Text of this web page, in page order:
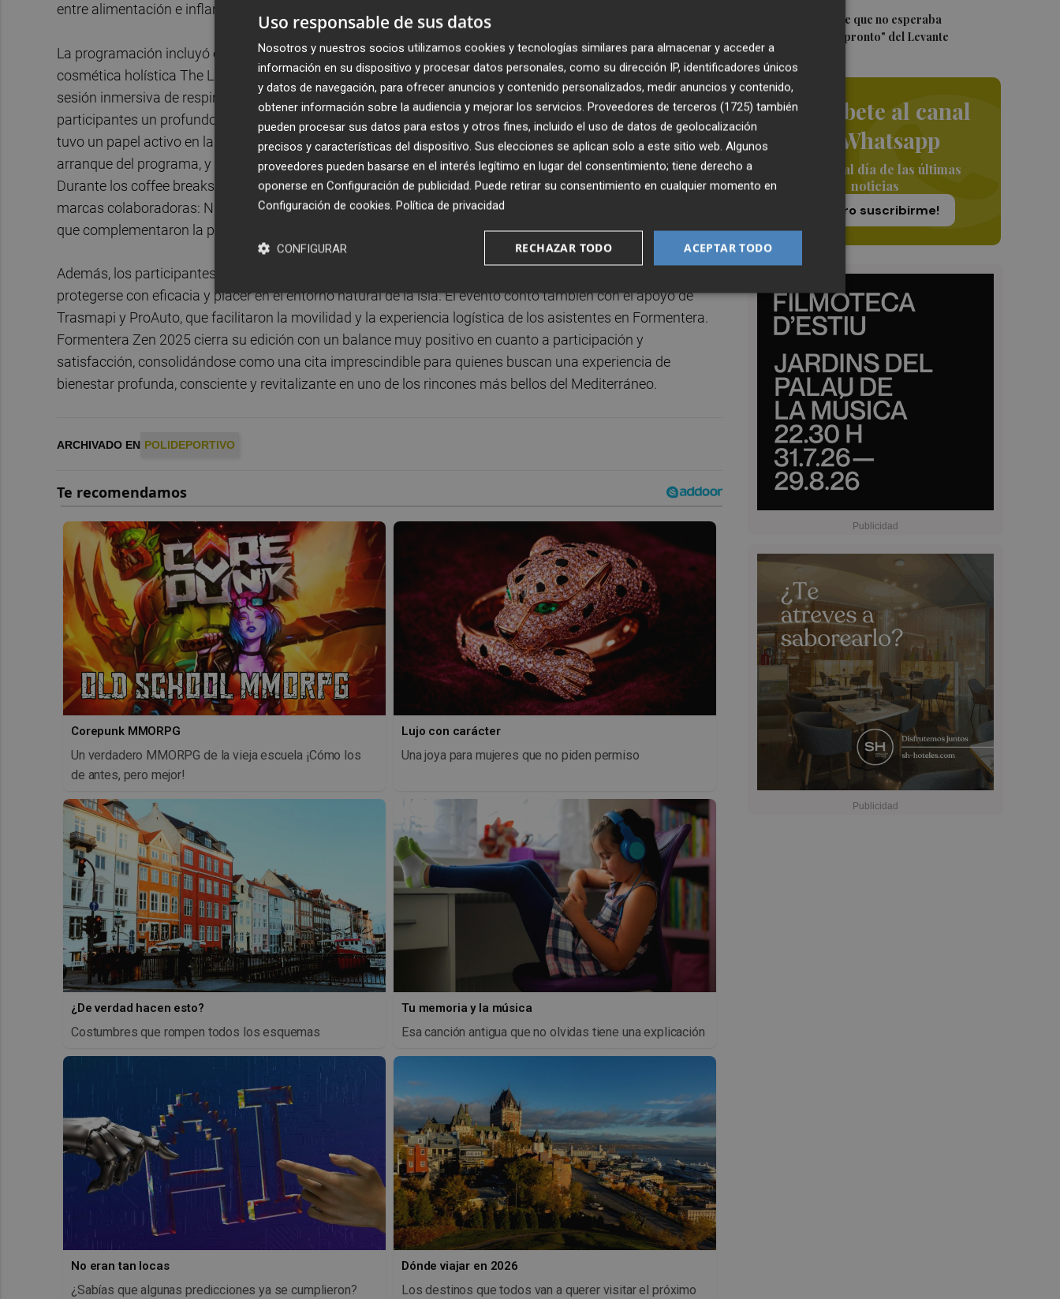
Elgezabal admite que no esperaba
marcharse "tan pronto" del Levante
Suscríbete al canal
de Whatsapp
Siempre al día de las últimas
noticias
¡Quiero suscribirme!
entre alimentación e inflamación, aportando herramientas prácticas para mejorar la salud.
La programación incluyó experiencias sensoriales como la de Mónica Ceño, fundadora de la marca de
cosmética holística The Lab Room, quien propuso un viaje olfativo a través del poder de los aromas, y la
sesión inmersiva de respiración y meditación con música 8D de The Breath Act, que brindó a los
participantes un profundo momento de introspección en plena naturaleza. El hotel Teranka, sede del evento,
tuvo un papel activo en la experiencia, ofreciendo una acogida especial con un concierto en directo como
arranque del programa, y creando espacios cuidados para el desarrollo de las actividades y el descanso.
Durante los coffee breaks, los asistentes disfrutaron de productos saludables y naturales ofrecidos por las
marcas colaboradoras: Nut&amp;Me, Realfooding, Matcha &amp; Co y la kombucha artesanal de Bioma,
que complementaron la propuesta del evento con sabores alineados con un estilo de vida saludable.
Además, los participantes pudieron cuidar su piel frente al sol con las cremas solares de Rituals, ideales para
protegerse con eficacia y placer en el entorno natural de la isla. El evento contó también con el apoyo de
Trasmapi y ProAuto, que facilitaron la movilidad y la experiencia logística de los asistentes en Formentera.
Formentera Zen 2025 cierra su edición con un balance muy positivo en cuanto a participación y
satisfacción, consolidándose como una cita imprescindible para quienes buscan una experiencia de
bienestar profunda, consciente y revitalizante en uno de los rincones más bellos del Mediterráneo.
ARCHIVADO EN POLIDEPORTIVO
Corepunk MMORPG
Un verdadero MMORPG de la vieja escuela ¡Cómo los
de antes, pero mejor!
Lujo con carácter
Una joya para mujeres que no piden permiso
¿De verdad hacen esto?
Costumbres que rompen todos los esquemas
Tu memoria y la música
Esa canción antigua que no olvidas tiene una explicación
No eran tan locas
¿Sabías que algunas predicciones ya se cumplieron?
Dónde viajar en 2026
Los destinos que todos van a querer visitar el próximo
Uso responsable de sus datos
Nosotros y nuestros socios utilizamos cookies y tecnologías similares para almacenar y acceder a
información en su dispositivo y procesar datos personales, como su dirección IP, identificadores únicos
y datos de navegación, para ofrecer anuncios y contenido personalizados, medir anuncios y contenido,
obtener información sobre la audiencia y mejorar los servicios. Proveedores de terceros (1725) también
pueden procesar sus datos para estos y otros fines, incluido el uso de datos de geolocalización
precisos y características del dispositivo. Sus elecciones se aplican solo a este sitio web. Algunos
proveedores pueden basarse en el interés legítimo en lugar del consentimiento; tiene derecho a
oponerse en Configuración de publicidad. Puede retirar su consentimiento en cualquier momento en
Configuración de cookies. Política de privacidad
ACEPTAR TODO
RECHAZAR TODO
CONFIGURAR